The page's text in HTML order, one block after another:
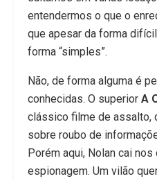
entendermos o que o
que apesar da forma
forma “simples”.
Não, de forma alguma é
conhecidas. O superior A
clássico filme de assalto,
sobre roubo de
Porém aqui, Nolan cai
espionagem. Um vilão